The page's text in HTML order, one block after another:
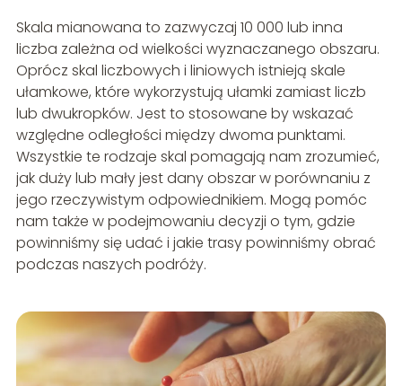
Skala mianowana to zazwyczaj 10 000 lub inna
liczba zależna od wielkości wyznaczanego obszaru.
Oprócz skal liczbowych i liniowych istnieją skale
ułamkowe, które wykorzystują ułamki zamiast liczb
lub dwukropków. Jest to stosowane by wskazać
względne odległości między dwoma punktami.
Wszystkie te rodzaje skal pomagają nam zrozumieć,
jak duży lub mały jest dany obszar w porównaniu z
jego rzeczywistym odpowiednikiem. Mogą pomóc
nam także w podejmowaniu decyzji o tym, gdzie
powinniśmy się udać i jakie trasy powinniśmy obrać
podczas naszych podróży.